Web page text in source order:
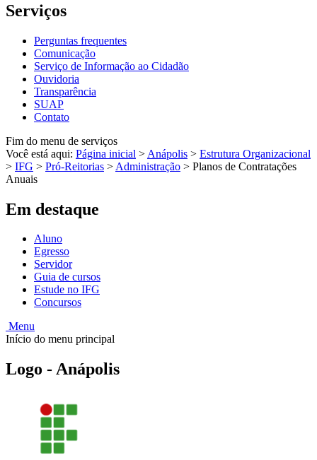
Serviços
Perguntas frequentes
Comunicação
Serviço de Informação ao Cidadão
Ouvidoria
Transparência
SUAP
Contato
Fim do menu de serviços
Você está aqui: Página inicial > Anápolis > Estrutura Organizacional
> IFG > Pró-Reitorias > Administração > Planos de Contratações
Anuais
Em destaque
Aluno
Egresso
Servidor
Guia de cursos
Estude no IFG
Concursos
Menu
Início do menu principal
Logo - Anápolis